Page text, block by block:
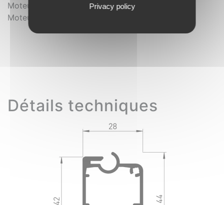
Moteur Somfy
filaire avec inverseur (Option)
Moteur Somfy
Détails techniques
Privacy policy